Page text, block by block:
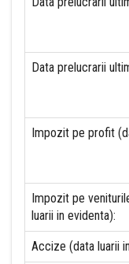
Data prelucrarii
Impozit pe profit
Impozit pe
luarii in evidenta):
Accize (data luarii